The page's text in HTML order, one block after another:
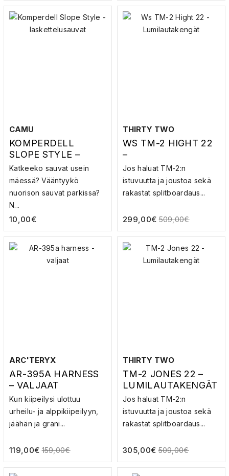
CAMU
KOMPERDELL
SLOPE STYLE –
LASKETTELUSAUVA
T
Katkeeko sauvat usein
mäessä? Vääntyykö
nuorison sauvat parkissa?
N...
10,00€
THIRTY TWO
WS TM-2 HIGHT 22
–
LUMILAUTAKENGÄT
Jos haluat TM-2:n
istuvuutta ja joustoa sekä
rakastat splitboardaus...
299,00€ 509,00€
ARC'TERYX
AR-395A HARNESS
– VALJAAT
Kun kiipeilysi ulottuu
urheilu- ja alppikiipeilyyn,
jäähän ja grani...
119,00€ 159,00€
THIRTY TWO
TM-2 JONES 22 –
LUMILAUTAKENGÄT
Jos haluat TM-2:n
istuvuutta ja joustoa sekä
rakastat splitboardaus...
305,00€ 509,00€